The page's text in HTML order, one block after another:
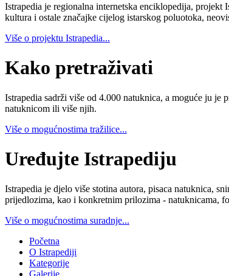
Istrapedia je regionalna internetska enciklopedija,
kultura i ostale značajke cijelog istarskog poluotoka,
Više o projektu Istrapedia...
Kako pretraživati
Istrapedia sadrži više od 4.000 natuknica, a moguće ju je
natuknicom ili više njih.
Više o mogućnostima tražilice...
Uređujte Istrapediju
Istrapedia je djelo više stotina autora, pisaca natuknica,
prijedlozima, kao i konkretnim prilozima - natuknicama,
Više o mogućnostima suradnje...
Početna
O Istrapediji
Kategorije
Galerije